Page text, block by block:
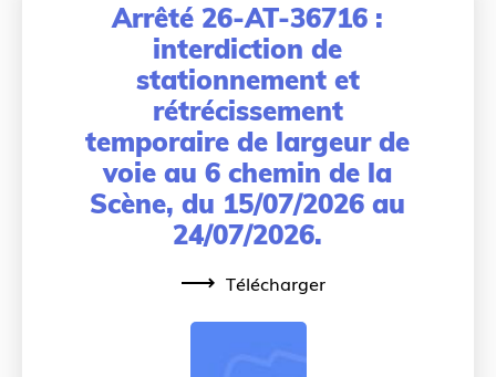
Arrêté 26-AT-36716 :
interdiction de
stationnement et
rétrécissement
temporaire de largeur de
voie au 6 chemin de la
Scène, du 15/07/2026 au
24/07/2026.
Télécharger